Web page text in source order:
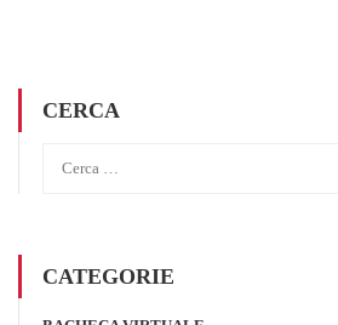
CERCA
CATEGORIE